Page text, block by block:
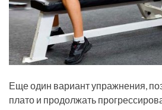
Еще один вариант упражнения,
плато и продолжать